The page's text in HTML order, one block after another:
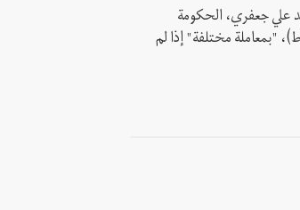
علي جعفري، الحكومة
16 فبراير (شباط)، "بمعاملة مختلفة" إذا لم